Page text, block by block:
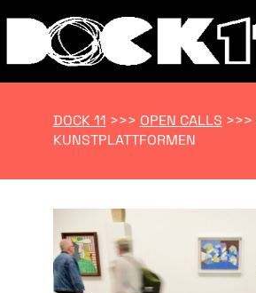
DOCK 11 >>> OPEN CALLS >>>
KUNSTPLATTFORMEN